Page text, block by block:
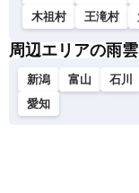
木祖村
王滝村
周辺エリアの雨
新潟 富山 石川
愛知